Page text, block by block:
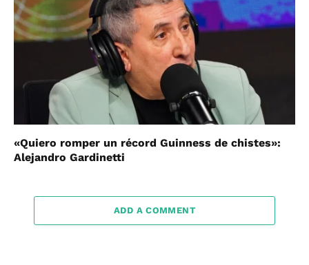
«Quiero romper un récord Guinness de chistes»:
Alejandro Gardinetti
ADD A COMMENT